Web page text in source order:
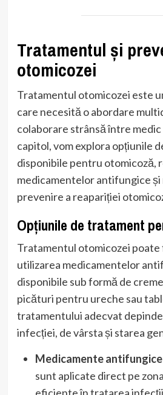
Tratamentul și
otomicozei
Tratamentul otomicozei este
care necesită o abordare
colaborare strânsă între
capitol, vom explora opțiunile
disponibile pentru otomicoză,
medicamentelor antifungice și
prevenire a reapariției
Opțiunile de tratament
Tratamentul otomicozei poate
utilizarea medicamentelor
disponibile sub formă de
picături pentru ureche sau
tratamentului adecvat
infecției, de vârsta și starea
Medicamente
sunt aplicate direct pe